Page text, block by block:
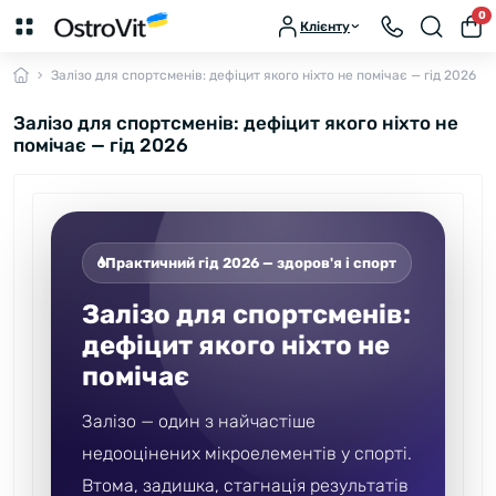
Клієнту
0
Залізо для спортсменів: дефіцит якого ніхто не помічає — гід 2026
Залізо для спортсменів: дефіцит якого ніхто не
помічає — гід 2026
Практичний гід 2026 — здоров'я і спорт
Залізо для спортсменів:
дефіцит якого ніхто не
помічає
Залізо — один з найчастіше
недооцінених мікроелементів у спорті.
Втома, задишка, стагнація результатів